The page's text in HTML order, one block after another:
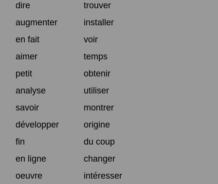
dire
trouver
augmenter
installer
en fait
voir
aimer
temps
petit
obtenir
analyse
utiliser
savoir
montrer
développer
origine
fin
du coup
en ligne
changer
oeuvre
intéresser